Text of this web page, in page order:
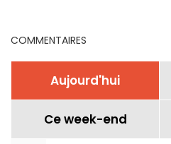
COMMENTAIRES
Aujourd'hui
Ce week-end